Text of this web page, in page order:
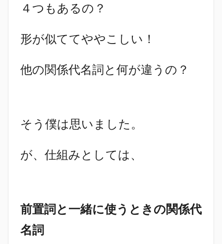
４つもあるの？
形が似ててややこしい！
他の関係代名詞と何が違うの？
そう僕は思いました。
が、仕組みとしては、
前置詞と一緒に使うときの関係代
名詞